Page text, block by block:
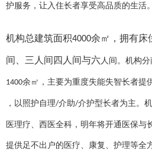
护服务， 让入住长者享受高品质的生活。
机构总建筑面积4000余㎡，拥有床
间、三人间四人间与六人间。机构
1400余㎡，主要为重度失能失智长者提
，以照护自理/介助/介护型长者为主。
医理疗、西医全科，明年将开通医保与
提供足不出户的医疗、康复、护理等全